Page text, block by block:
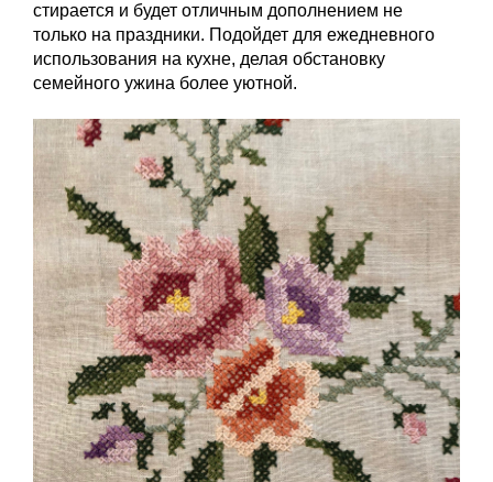
стирается и будет отличным дополнением не
только на праздники. Подойдет для ежедневного
использования на кухне, делая обстановку
семейного ужина более уютной.